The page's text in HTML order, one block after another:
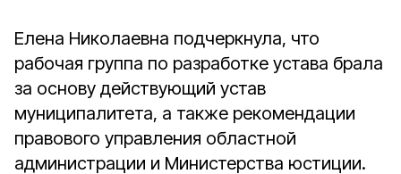
Елена Николаевна подчеркнула, что
рабочая группа по разработке устава брала
за основу действующий устав
муниципалитета, а также рекомендации
правового управления областной
администрации и Министерства юстиции.